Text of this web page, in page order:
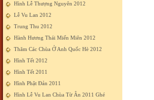
Hình Lễ Thượng Nguyên 2012
Lễ Vu Lan 2012
Trung Thu 2012
Hành Hương Thái Miến Miên 2012
Thăm Các Chùa Ở Anh Quốc Hè 2012
Hình Tết 2012
Hình Tết 2011
Hình Phật Đản 2011
Hình Lễ Vu Lan Chùa Từ Ân 2011 Ghé